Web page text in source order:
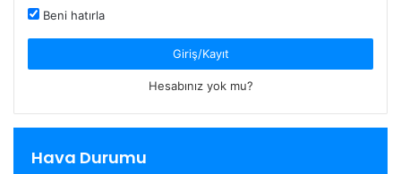
Beni hatırla
Giriş/Kayıt
Hesabınız yok mu?
Hava Durumu